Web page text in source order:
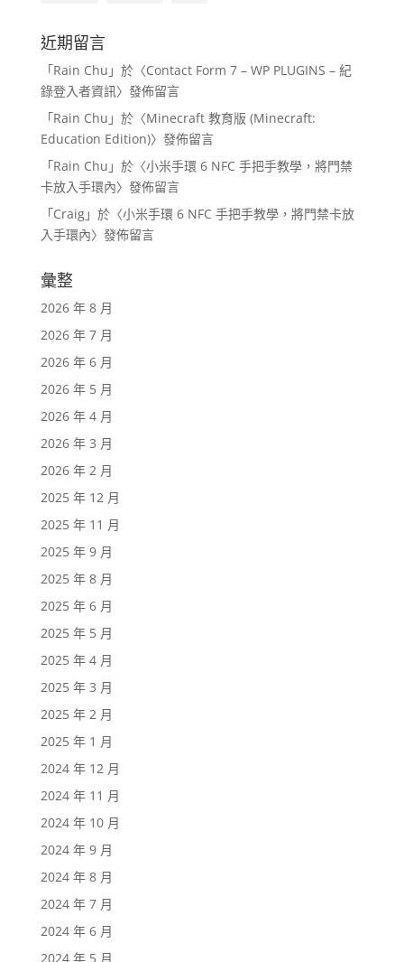
近期留言
「Rain Chu 」於〈Contact Form 7 – WP PLUGINS – 紀
錄登入者資訊〉發佈留言
「Rain Chu 」於〈Minecraft 教育版 (Minecraft:
Education Edition)〉發佈留言
「Rain Chu 」於〈小米手環 6 NFC 手把手教學，將門禁
卡放入手環內〉發佈留言
「Craig」於〈小米手環 6 NFC 手把手教學，將門禁卡放
入手環內〉發佈留言
彙整
2026 年 8 月
2026 年 7 月
2026 年 6 月
2026 年 5 月
2026 年 4 月
2026 年 3 月
2026 年 2 月
2025 年 12 月
2025 年 11 月
2025 年 9 月
2025 年 8 月
2025 年 6 月
2025 年 5 月
2025 年 4 月
2025 年 3 月
2025 年 2 月
2025 年 1 月
2024 年 12 月
2024 年 11 月
2024 年 10 月
2024 年 9 月
2024 年 8 月
2024 年 7 月
2024 年 6 月
2024 年 5 月